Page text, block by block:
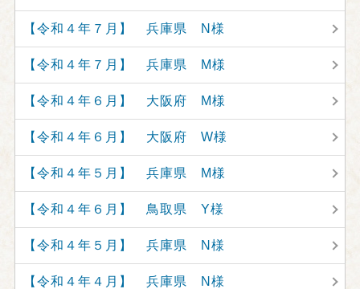
【令和４年７月】 兵庫県 N様
【令和４年７月】 兵庫県 M様
【令和４年６月】 大阪府 M様
【令和４年６月】 大阪府 W様
【令和４年５月】 兵庫県 M様
【令和４年６月】 鳥取県 Y様
【令和４年５月】 兵庫県 N様
【令和４年４月】 兵庫県 N様